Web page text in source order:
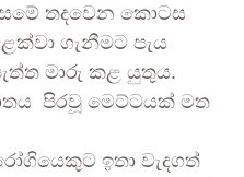
තදවෙන කොටස
ගැනීමට පැය
මාරු කළ යුතුය.
පිරවූ මෙට්ටයක් මත
ඉතා වැදගත්